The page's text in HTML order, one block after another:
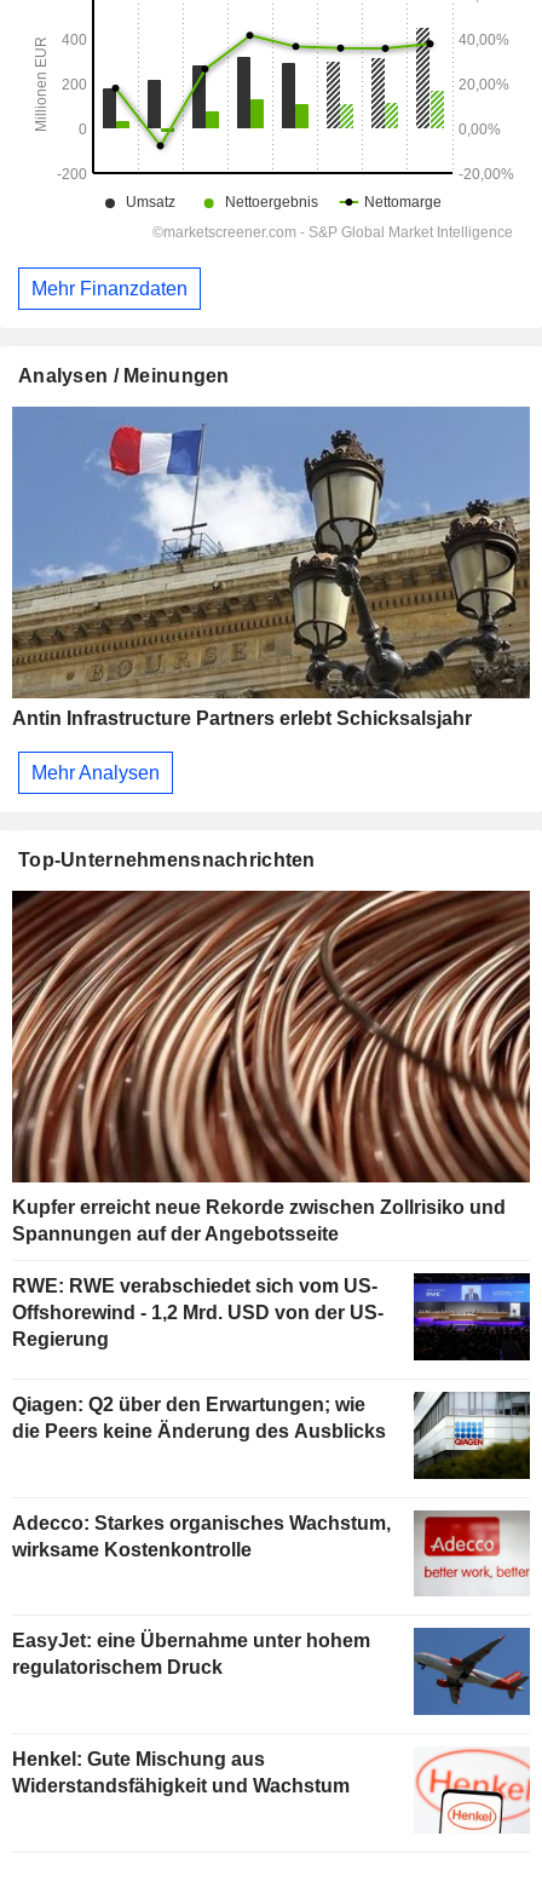
Mehr Finanzdaten
Analysen / Meinungen
Antin Infrastructure Partners erlebt Schicksalsjahr
Mehr Analysen
Top-Unternehmensnachrichten
Kupfer erreicht neue Rekorde zwischen Zollrisiko und
Spannungen auf der Angebotsseite
RWE: RWE verabschiedet sich vom US-
Offshorewind - 1,2 Mrd. USD von der US-
Regierung
Qiagen: Q2 über den Erwartungen; wie
die Peers keine Änderung des Ausblicks
Adecco: Starkes organisches Wachstum,
wirksame Kostenkontrolle
EasyJet: eine Übernahme unter hohem
regulatorischem Druck
Henkel: Gute Mischung aus
Widerstandsfähigkeit und Wachstum